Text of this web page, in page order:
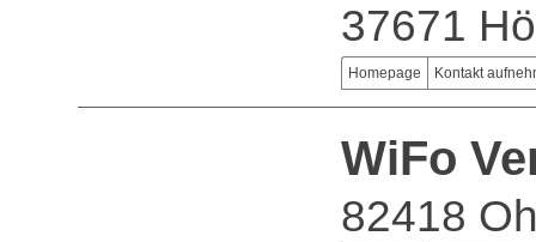
37671
Homepage Kontakt
WiFo
82418